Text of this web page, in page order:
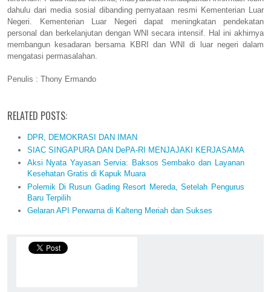
dahulu dari media sosial dibanding pernyataan resmi Kementerian Luar
Negeri. Kementerian Luar Negeri dapat meningkatan pendekatan
personal dan berkelanjutan dengan WNI secara intensif. Hal ini akhirnya
membangun kesadaran bersama KBRI dan WNI di luar negeri dalam
mengatasi permasalahan.
Penulis : Thony Ermando
RELATED POSTS:
DPR, DEMOKRASI DAN IMAN
SIAC SINGAPURA DAN DePA-RI MENJAJAKI KERJASAMA
Aksi Nyata Yayasan Servia: Baksos Sembako dan Layanan
Kesehatan Gratis di Kapuk Muara
Polemik Di Rusun Gading Resort Mereda, Setelah Pengurus
Baru Terpilih
Gelaran API Perwarna di Kalteng Meriah dan Sukses